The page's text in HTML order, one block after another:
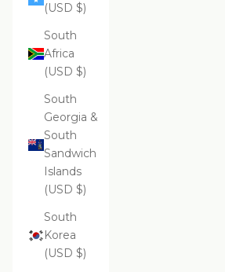
(USD $)
South
Africa
(USD $)
South
Georgia &
South
Sandwich
Islands
(USD $)
South
Korea
(USD $)